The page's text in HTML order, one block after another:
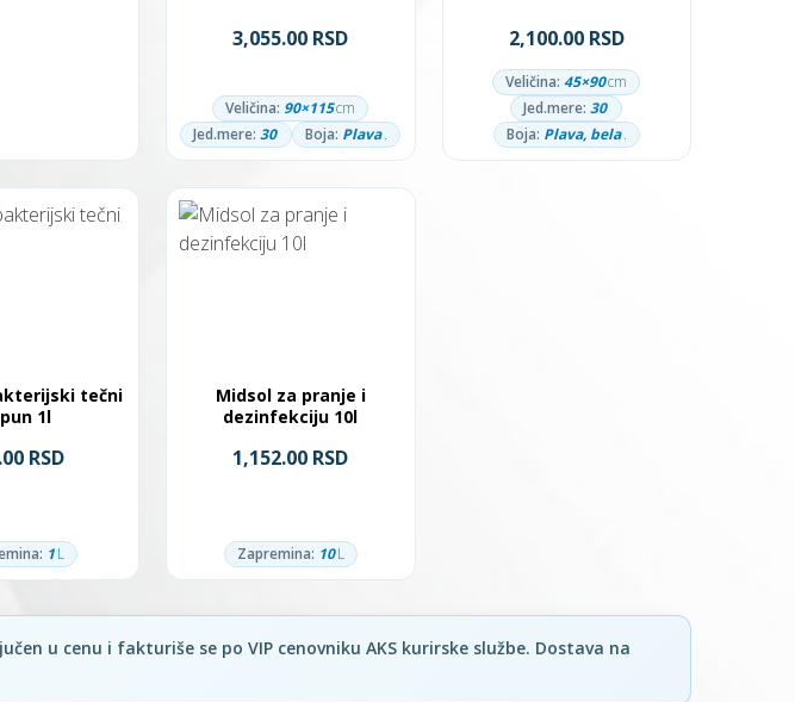
3,055.00 RSD
Veličina: 90×115cm
Jed.mere: 30 Boja: Plava.
2,100.00 RSD
Veličina: 45×90cm
Jed.mere: 30
Boja: Plava, bela.
tečni
1l
RSD
1L
Midsol za pranje i
dezinfekciju 10l
1,152.00 RSD
Zapremina: 10L